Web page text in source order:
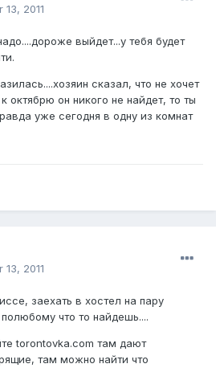
2011
выйдет...у тебя будет
сказал, что не хочет
октябрю он никого не найдет, то ты
уже сегодня в одну из комнат
2011
заехать в хостел на пару
что то найдешь....
torontovka.com там дают
там можно найти что